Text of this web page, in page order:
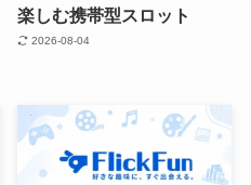
楽しむ携帯型スロット
2026-08-04